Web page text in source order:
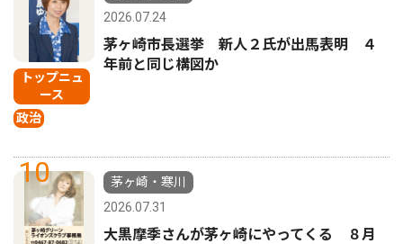
トップニュ
ース
政治
2026.07.24
茅ヶ崎市長選挙 新人２氏が出馬表明 ４
年前と同じ構図か
10
茅ヶ崎・寒川
2026.07.31
大黒摩季さんが茅ヶ崎にやってくる ８月